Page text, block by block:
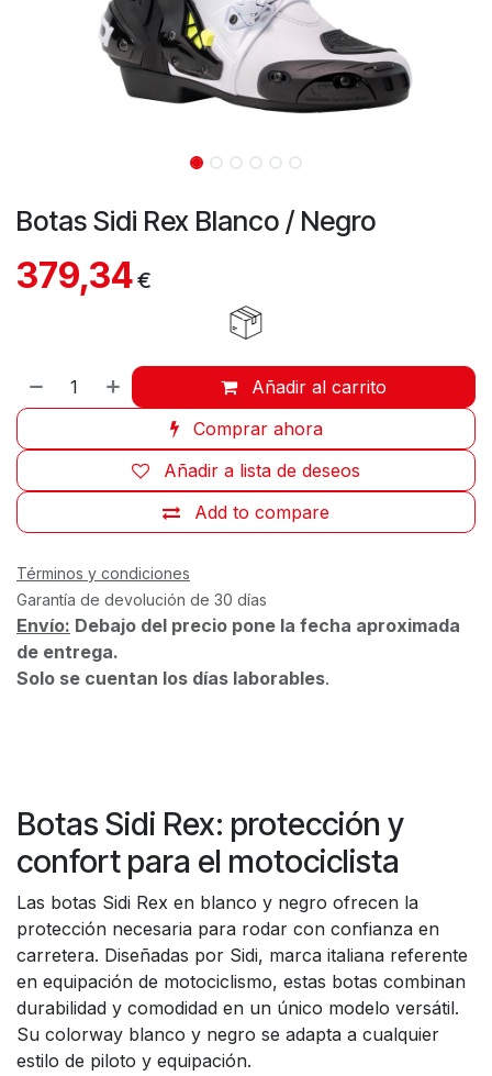
Botas Sidi Rex Blanco / Negro
379,34€
Añadir al carrito
Comprar ahora
Add to compare
Añadir a lista de deseos
Términos y condiciones
Garantía de devolución de 30 días
Envío: Debajo del precio pone la fecha aproximada
de entrega.
Solo se cuentan los días laborables.
Botas Sidi Rex: protección y
confort para el motociclista
Las botas Sidi Rex en blanco y negro ofrecen la
protección necesaria para rodar con confianza en
carretera. Diseñadas por Sidi, marca italiana referente
en equipación de motociclismo, estas botas combinan
durabilidad y comodidad en un único modelo versátil.
Su colorway blanco y negro se adapta a cualquier
estilo de piloto y equipación.